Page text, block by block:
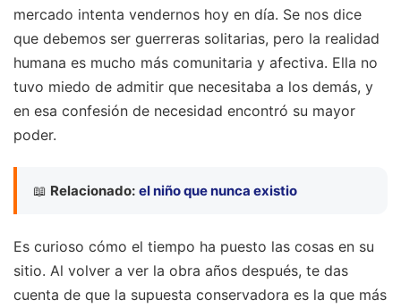
mercado intenta vendernos hoy en día. Se nos dice
que debemos ser guerreras solitarias, pero la realidad
humana es mucho más comunitaria y afectiva. Ella no
tuvo miedo de admitir que necesitaba a los demás, y
en esa confesión de necesidad encontró su mayor
poder.
📖 Relacionado: el niño que nunca existio
Es curioso cómo el tiempo ha puesto las cosas en su
sitio. Al volver a ver la obra años después, te das
cuenta de que la supuesta conservadora es la que más